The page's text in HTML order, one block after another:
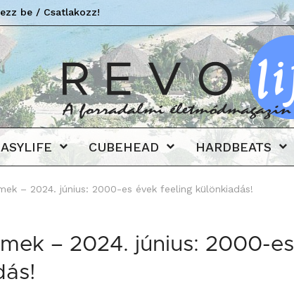
be / Csatlakozz!
CUBEHEAD HARDBEATS
– 2024. június: 2000-es évek feeling különkiadás!
– 2024. június: 2000-es